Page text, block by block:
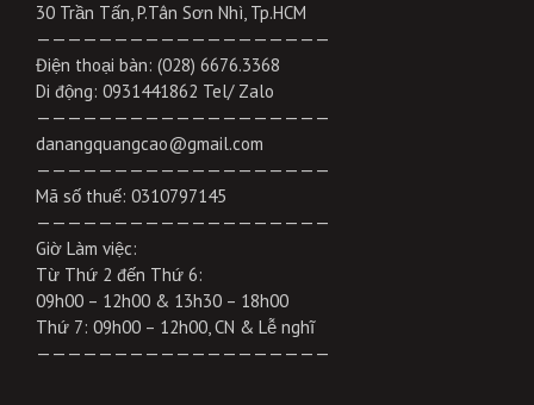
30 Trần Tấn, P.Tân Sơn Nhì, Tp.HCM
———————————————————
Điện thoại bàn: (028) 6676.3368
Di động: 0931441862 Tel/ Zalo
———————————————————
danangquangcao@gmail.com
———————————————————
Mã số thuế: 0310797145
———————————————————
Giờ Làm việc:
Từ Thứ 2 đến Thứ 6:
09h00 – 12h00 & 13h30 – 18h00
Thứ 7: 09h00 – 12h00, CN & Lễ nghĩ
———————————————————